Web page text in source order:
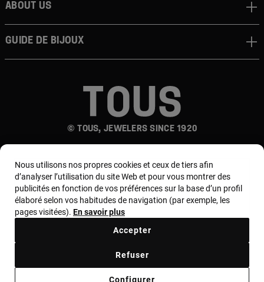
© TOUS, JEWELERS SINCE 1920
About us
Guide de bijoux
Pays et devise :France / Euro
Termes et conditions
Politique d'utilisation et de confidentialité
Nous utilisons nos propres cookies et ceux de tiers afin
d’analyser l’utilisation du site Web et pour vous montrer des
publicités en fonction de vos préférences sur la base d’un profil
élaboré selon vos habitudes de navigation (par exemple, les
pages visitées). En savoir plus
Configurer
Refuser
Accepter